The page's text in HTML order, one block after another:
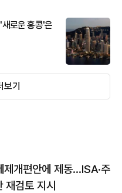
로운 홍콩'은
보기
개편안에 제동…ISA·주
재검토 지시